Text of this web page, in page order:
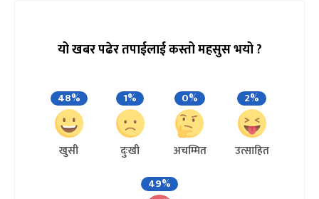
यो खबर पढेर तपाईलाई कस्तो महसुस भयो ?
48%
खुसी
1%
दुःखी
0%
अचम्मित
2%
उत्साहित
49%